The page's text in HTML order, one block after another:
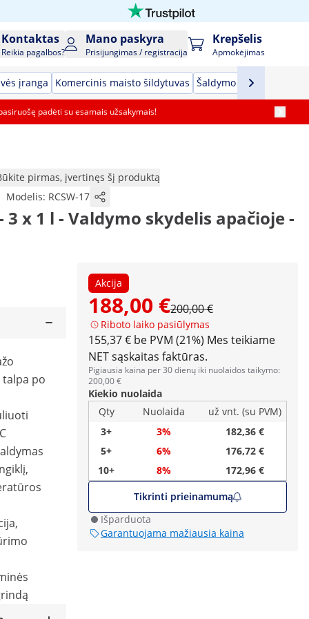
Kontaktas
Reikia pagalbos?
Mano paskyra
Prisijungimas / registracija
Krepšelis
Apmokėjimas
įranga Komercinis maisto šildytuvas Šaldymo įranga
padėti su esamais užsakymais!
pirmas, įvertinęs šį produktą
Modelis: RCSW-17
x 1 l - Valdymo skydelis apačioje -
Akcija
188,00 €200,00 €
Riboto laiko pasiūlymas
155,37 € be PVM (21%) Mes teikiame
NET sąskaitas faktūras.
Pigiausia kaina per 30 dienų iki nuolaidos taikymo:
200,00 €
Kiekio nuolaida
Qty
Nuolaida
už vnt. (su PVM)
3+
3%
182,36 €
5+
6%
176,72 €
10+
8%
172,96 €
Tikrinti prieinamumą
Išparduota
Garantuojama mažiausia kaina
po